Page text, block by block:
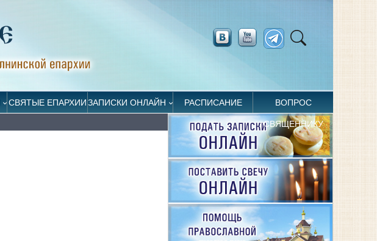
СВЯТЫЕ ЕПАРХИИЗАПИСКИ ОНЛАЙН РАСПИСАНИЕ ВОПРОС
СВЯЩЕННИКУ